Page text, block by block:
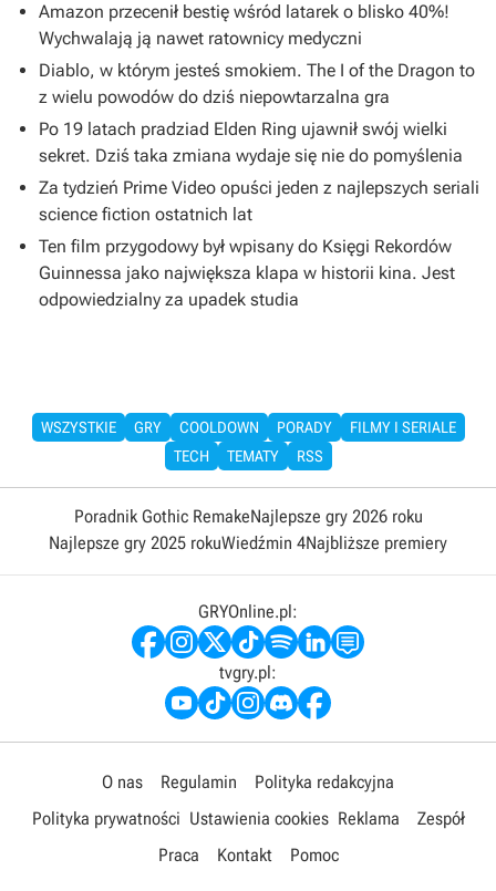
Amazon przecenił bestię wśród latarek o blisko 40%!
Wychwalają ją nawet ratownicy medyczni
Diablo, w którym jesteś smokiem. The I of the Dragon to
z wielu powodów do dziś niepowtarzalna gra
Po 19 latach pradziad Elden Ring ujawnił swój wielki
sekret. Dziś taka zmiana wydaje się nie do pomyślenia
Za tydzień Prime Video opuści jeden z najlepszych seriali
science fiction ostatnich lat
Ten film przygodowy był wpisany do Księgi Rekordów
Guinnessa jako największa klapa w historii kina. Jest
odpowiedzialny za upadek studia
WSZYSTKIE GRY COOLDOWN PORADY
FILMY I SERIALE
TECH
TEMATY RSS
Poradnik Gothic RemakeNajlepsze gry 2026 roku
Najlepsze gry 2025 rokuWiedźmin 4Najbliższe premiery
GRYOnline.pl:
tvgry.pl:
O nas Regulamin
Polityka redakcyjna
Polityka prywatności Ustawienia cookies Reklama
Zespół
Praca
Kontakt Pomoc